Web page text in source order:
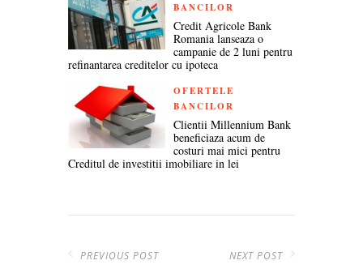
BANCILOR
Credit Agricole Bank
Romania lanseaza o
campanie de 2 luni pentru
refinantarea creditelor cu ipoteca
OFERTELE
BANCILOR
Clientii Millennium Bank
beneficiaza acum de
costuri mai mici pentru
Creditul de investitii imobiliare in lei
PREVIOUS POST NEXT POST